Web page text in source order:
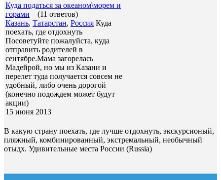
Куда податься за океаном\морем и
горами
(11 ответов)
Казань, Татарстан, Россия Куда
поехать, где отдохнуть
Посоветуйте пожалуйста, куда
отправить родителей в
сентябре.Мама загорелась
Мадейрой, но мы из Казани и
перелет туда получается совсем не
удобный, либо очень дорогой
(конечно подождем может будут
акции)
15 июня 2013
В какую страну поехать, где лучше отдохнуть, экскурсионый,
пляжный, комбинированный, экстремальный, необычный
отыдх. Удивительные места России (Russia)